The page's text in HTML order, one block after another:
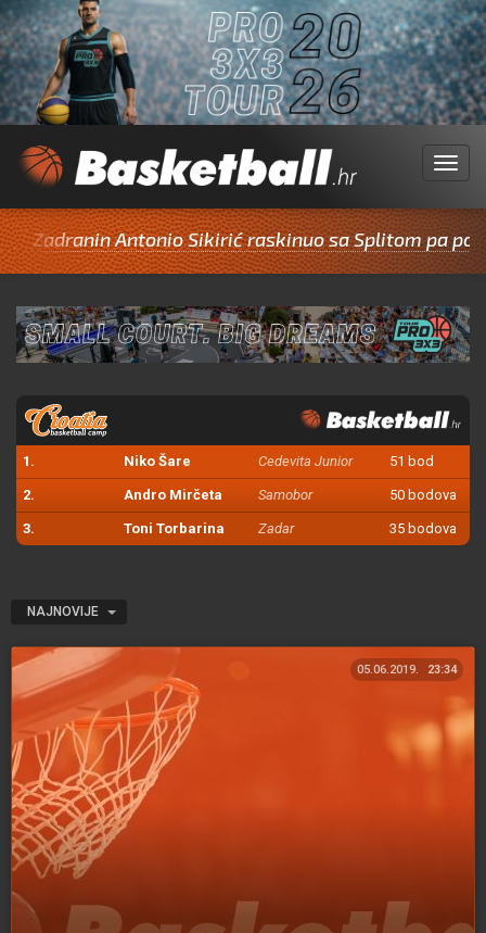
Menu
Antonio Sikirić raskinuo sa Splitom pa potpisao
1. Niko Šare Cedevita Junior 51 bod
2. Andro Mirčeta Samobor 50 bodova
3. Toni Torbarina Zadar 35 bodova
NAJNOVIJE
05.06.2019. 23:34